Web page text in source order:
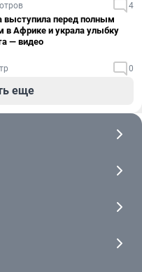
4
выступила перед полным
в Африке и украла улыбку
— видео
0
еще